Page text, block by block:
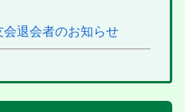
会退会者のお知らせ